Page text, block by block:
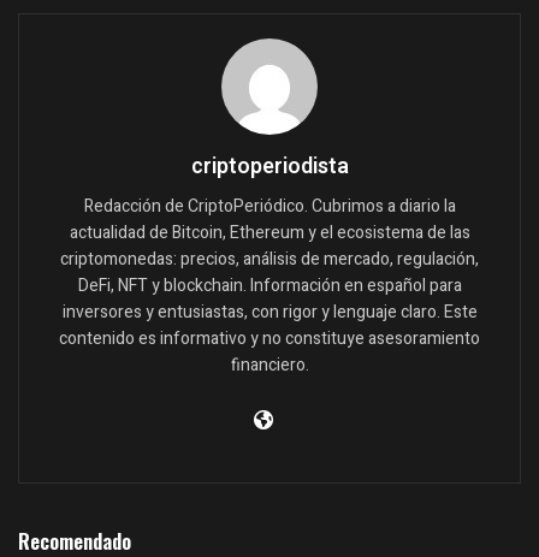
criptoperiodista
Redacción de CriptoPeriódico. Cubrimos a diario la
actualidad de Bitcoin, Ethereum y el ecosistema de las
criptomonedas: precios, análisis de mercado, regulación,
DeFi, NFT y blockchain. Información en español para
inversores y entusiastas, con rigor y lenguaje claro. Este
contenido es informativo y no constituye asesoramiento
financiero.
Recomendado